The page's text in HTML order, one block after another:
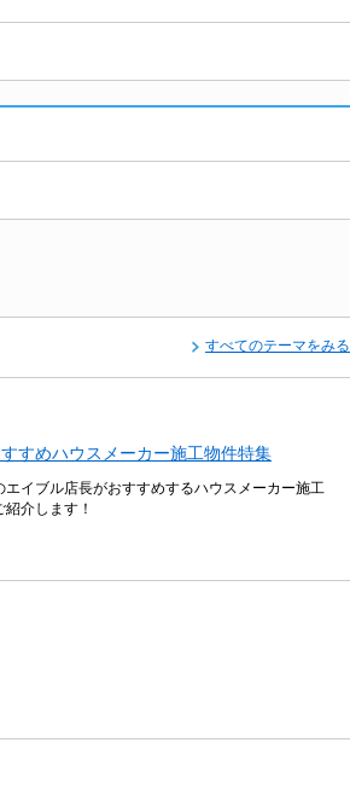
すべてのテーマをみる
すめハウスメーカー施工物件特集
エイブル店長がおすすめするハウスメーカー施工
介します！